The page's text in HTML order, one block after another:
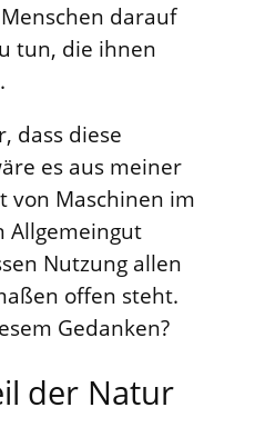
darauf
tun, die ihnen
dass diese
es aus meiner
von Maschinen im
Allgemeingut
Nutzung allen
offen steht.
Gedanken?
der Natur